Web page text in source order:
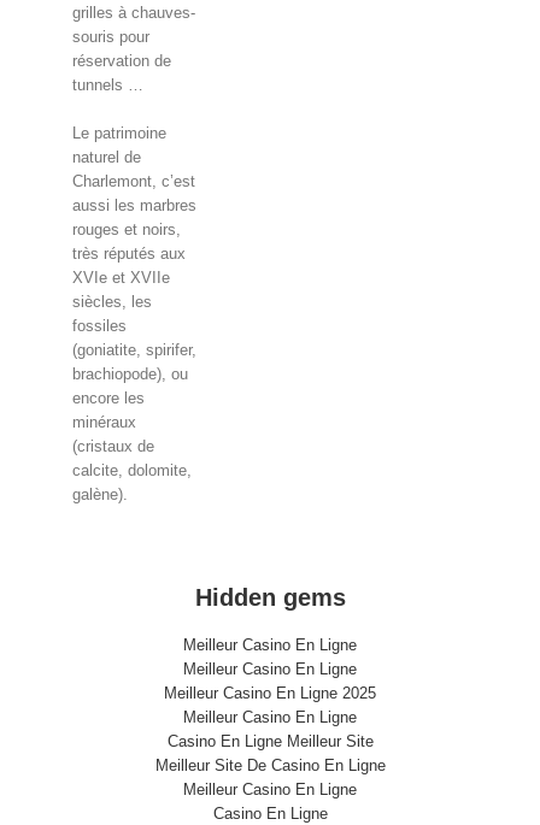
grilles à chauves-
souris pour
réservation de
tunnels …
Le patrimoine
naturel de
Charlemont, c’est
aussi les marbres
rouges et noirs,
très réputés aux
XVIe et XVIIe
siècles, les
fossiles
(goniatite, spirifer,
brachiopode), ou
encore les
minéraux
(cristaux de
calcite, dolomite,
galène).
Hidden gems
Meilleur Casino En Ligne
Meilleur Casino En Ligne
Meilleur Casino En Ligne 2025
Meilleur Casino En Ligne
Casino En Ligne Meilleur Site
Meilleur Site De Casino En Ligne
Meilleur Casino En Ligne
Casino En Ligne